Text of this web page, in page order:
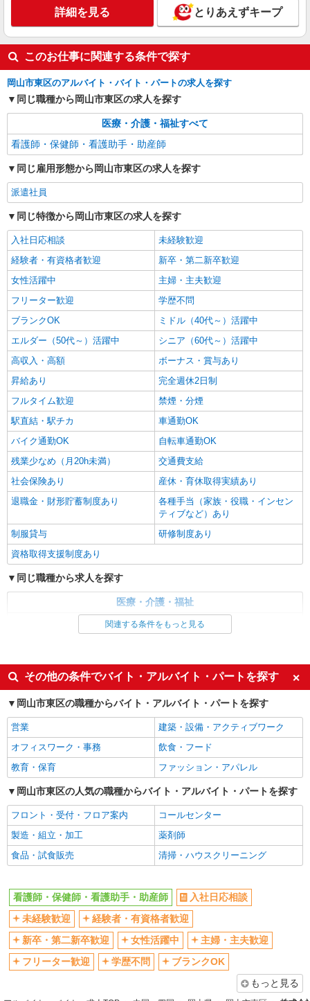
詳細を見る とりあえずキープ
このお仕事に関連する条件で探す
岡山市東区のアルバイト・バイト・パートの求人を探す
同じ職種から岡山市東区の求人を探す
医療・介護・福祉すべて
看護師・保健師・看護助手・助産師
同じ雇用形態から岡山市東区の求人を探す
派遣社員
同じ特徴から岡山市東区の求人を探す
入社日応相談
未経験歓迎
経験者・有資格者歓迎
新卒・第二新卒歓迎
女性活躍中
主婦・主夫歓迎
フリーター歓迎
学歴不問
ブランクOK
ミドル（40代～）活躍中
エルダー（50代～）活躍中
シニア（60代～）活躍中
高収入・高額
ボーナス・賞与あり
昇給あり
完全週休2日制
フルタイム歓迎
禁煙・分煙
駅直結・駅チカ
車通勤OK
バイク通勤OK
自転車通勤OK
残業少なめ（月20h未満）
交通費支給
社会保険あり
産休・育休取得実績あり
退職金・財形貯蓄制度あり
各種手当（家族・役職・インセン
ティブなど）あり
制服貸与
研修制度あり
資格取得支援制度あり
同じ職種から求人を探す
医療・介護・福祉
看護師・保健師・看護助手・助産師
未経験歓迎
ミドル（40代～）活躍中
ボーナス・賞与あり
車通勤OK
交通費支給
社会保険あり
産休・育休取得実績あり
関連する条件をもっと見る
その他の条件でバイト・アルバイト・パートを探す
岡山市東区の職種からバイト・アルバイト・パートを探す
営業
建築・設備・アクティブワーク
オフィスワーク・事務
飲食・フード
教育・保育
ファッション・アパレル
岡山市東区の人気の職種からバイト・アルバイト・パートを探す
フロント・受付・フロア案内
コールセンター
製造・組立・加工
薬剤師
食品・試食販売
清掃・ハウスクリーニング
看護師・保健師・看護助手・助産師
入社日応相談
未経験歓迎
経験者・有資格者歓迎
新卒・第二新卒歓迎
女性活躍中
主婦・主夫歓迎
フリーター歓迎
学歴不問
ブランクOK
もっと見る